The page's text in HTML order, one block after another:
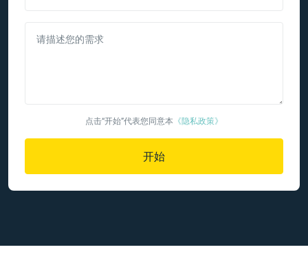
请描述您的需求
点击“开始”代表您同意本 《隐私政策》
开始